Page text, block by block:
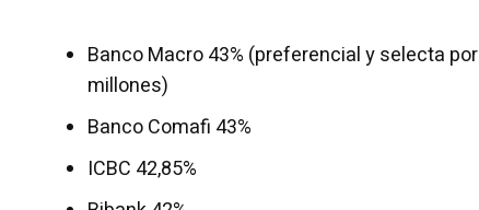
Banco Macro 43% (preferencial y selecta
millones)
Banco Comafi 43%
ICBC 42,85%